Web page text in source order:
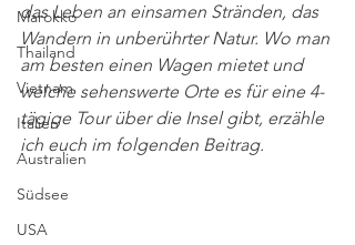
Marokko
Thailand
Vietnam
Italien
Australien
Südsee
USA
das Leben an einsamen Stränden, das
Wandern in unberührter Natur. Wo man
am besten einen Wagen mietet und
welche sehenswerte Orte es für eine 4-
tägige Tour über die Insel gibt, erzähle
ich euch im folgenden Beitrag.